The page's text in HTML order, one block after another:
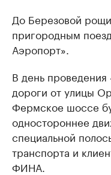
До Березовой
пригородным
Аэропорт».
В день проведения
дороги от улицы
Фермское шоссе
одностороннее
специальной
транспорта и
ФИНА.